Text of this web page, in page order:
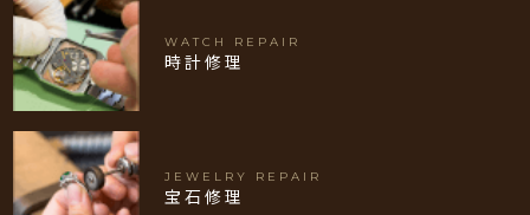
WATCH REPAIR
時計修理
JEWELRY REPAIR
宝石修理